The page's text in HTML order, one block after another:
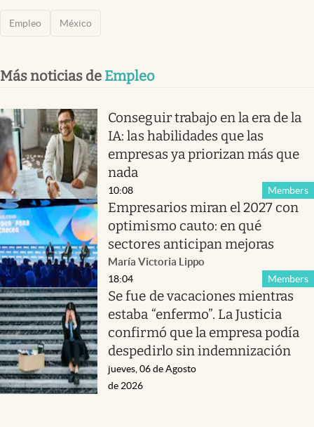
Empleo México
Más noticias de Empleo
Conseguir trabajo en la era de la
IA: las habilidades que las
empresas ya priorizan más que
nada
Members
10:08
Empresarios miran el 2027 con
optimismo cauto: en qué
sectores anticipan mejoras
María Victoria Lippo
Members
18:04
Se fue de vacaciones mientras
estaba “enfermo”. La Justicia
confirmó que la empresa podía
despedirlo sin indemnización
jueves, 06 de Agosto
de 2026